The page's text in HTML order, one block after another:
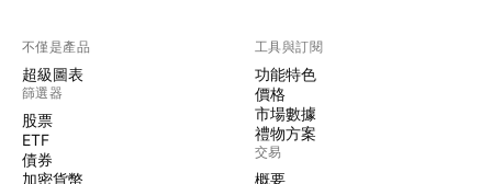
不僅是產品
超級圖表
篩選器
股票
ETF
債券
加密貨幣
工具與訂閱
功能特色
價格
市場數據
禮物方案
交易
概要